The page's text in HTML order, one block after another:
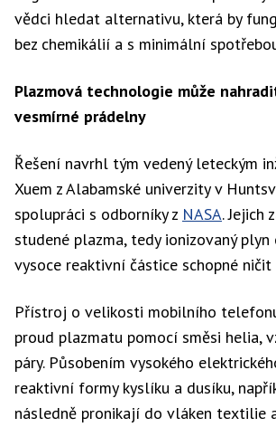
vědci hledat alternativu, která by
bez chemikálií a s minimální
Plazmová technologie může
vesmírné prádelny
Řešení navrhl tým vedený leteckým
Xuem z Alabamské univerzity v
spolupráci s odborníky z NASA. Jejich
studené plazma, tedy ionizovaný plyn
vysoce reaktivní částice schopné ničit
Přístroj o velikosti mobilního
proud plazmatu pomocí směsi helia,
páry. Působením vysokého
reaktivní formy kyslíku a dusíku,
následně pronikají do vláken textilie